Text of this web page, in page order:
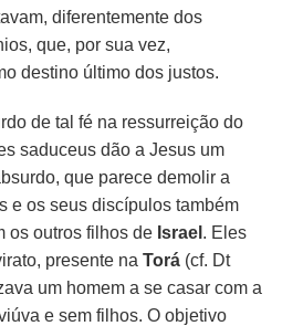
diferentemente dos
que, por sua vez,
destino último dos justos.
de tal fé na ressurreição do
saduceus dão a Jesus um
que parece demolir a
e os seus discípulos também
os outros filhos de Israel . Eles
presente naTorá (cf. Dt
um homem a se casar com a
e sem filhos. O objetivo